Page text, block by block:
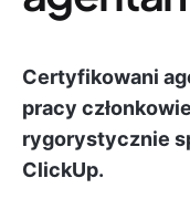
Certyfikowani
pracy
rygorystycznie
ClickUp.